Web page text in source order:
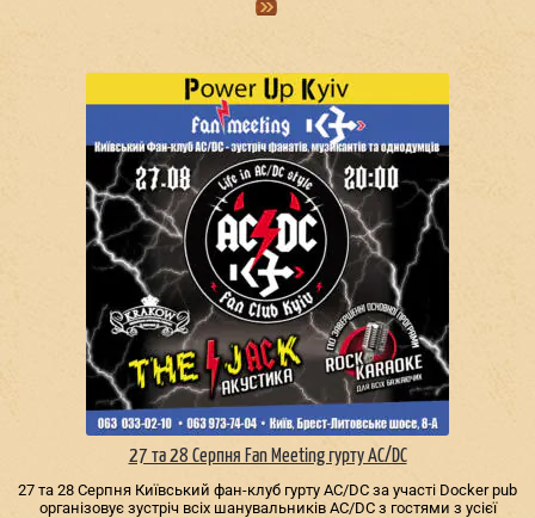
27 та 28 Серпня Fan Meeting гурту AC/DС
27 та 28 Серпня Київський фан-клуб гурту AC/DС за участі Docker pub
організовує зустріч всіх шанувальників AC/DС з гостями з усієї